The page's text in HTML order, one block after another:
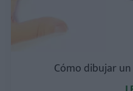
Cómo dibujar